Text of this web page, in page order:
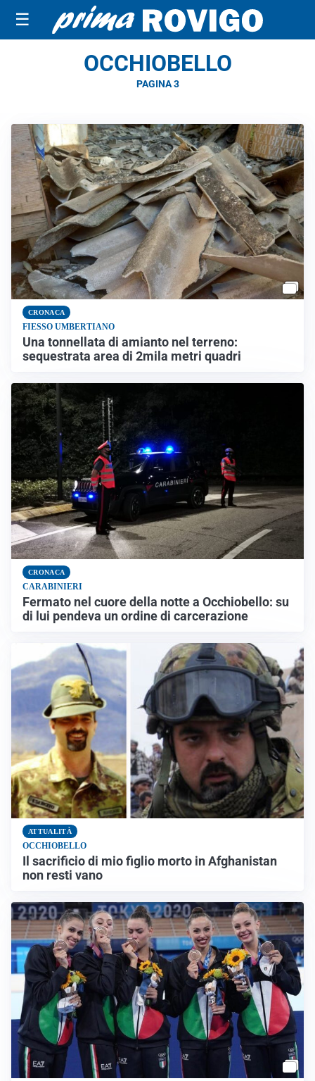
☰
OCCHIOBELLO
PAGINA 3
CRONACA
FIESSO UMBERTIANO
Una tonnellata di amianto nel terreno:
sequestrata area di 2mila metri quadri
CRONACA
CARABINIERI
Fermato nel cuore della notte a Occhiobello: su
di lui pendeva un ordine di carcerazione
ATTUALITÀ
OCCHIOBELLO
Il sacrificio di mio figlio morto in Afghanistan
non resti vano